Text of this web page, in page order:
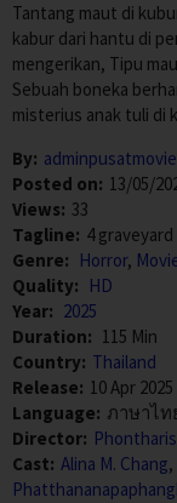
Tantang maut di
kabur dari hantu di
mengerikan, Tipu
Sebuah boneka
misterius anak tuli di
By:
Posted on: 13/05/
Views: 33
Tagline: 4
Genre: Horror,
Quality: HD
Year: 2025
Duration: 115 Min
Country: Thailand
Release: 10 Apr 2025
Language: ภาษาไท
Director:
Cast: Alina M. Chang,